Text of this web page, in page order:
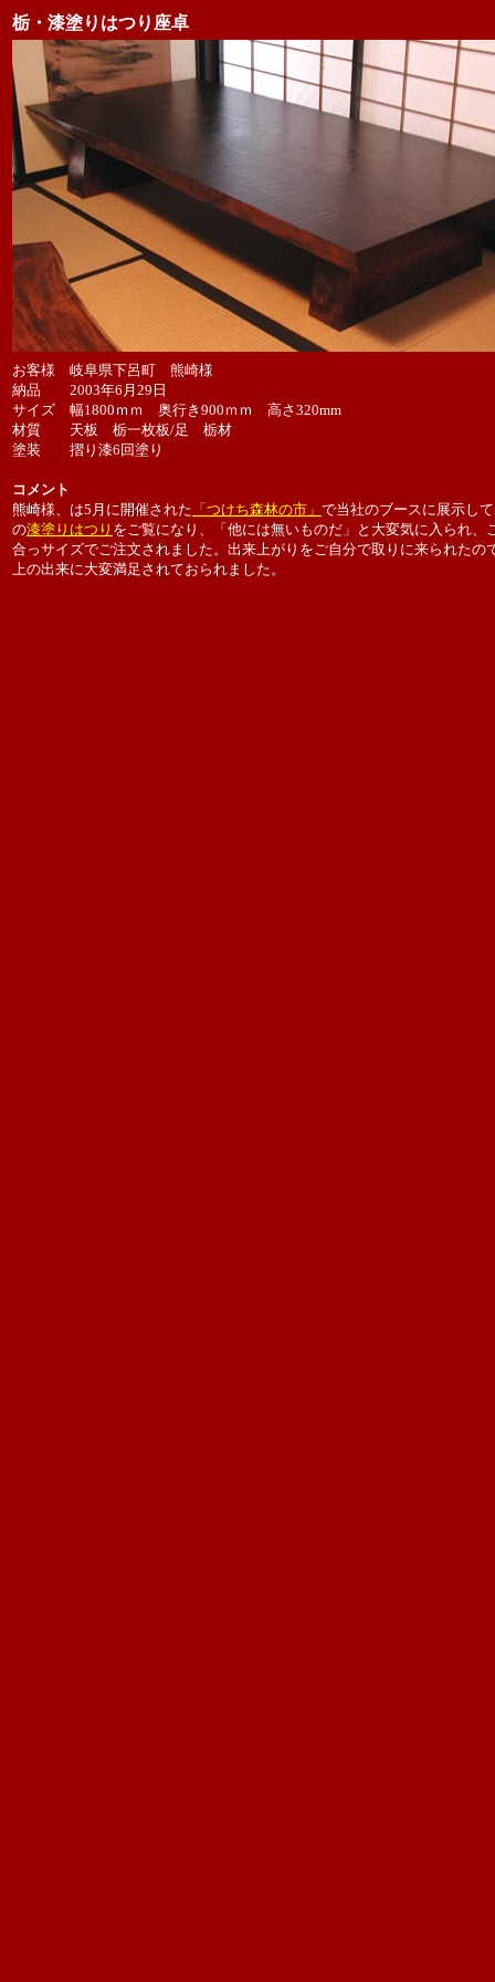
栃・漆塗りはつり座卓
お客様 岐阜県下呂町 熊崎様
納品 2003年6月29日
サイズ 幅1800ｍｍ 奥行き900ｍｍ 高さ320mm
材質 天板 栃一枚板/足 栃材
塗装 摺り漆6回塗り
コメント
熊崎様、は5月に開催された 「つけち森林の市」 で当社のブースに展示し
の漆塗りはつり をご覧になり、「他には無いものだ」と大変気に入られ、
合っサイズでご注文されました。出来上がりをご自分で取りに来られたの
上の出来に大変満足されておられました。